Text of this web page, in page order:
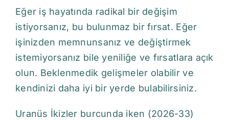
Eğer iş hayatında radikal bir değişim
istiyorsanız, bu bulunmaz bir fırsat. Eğer
işinizden memnunsanız ve değiştirmek
istemiyorsanız bile yeniliğe ve fırsatlara açık
olun. Beklenmedik gelişmeler olabilir ve
kendinizi daha iyi bir yerde bulabilirsiniz.
Uranüs İkizler burcunda iken (2026-33)